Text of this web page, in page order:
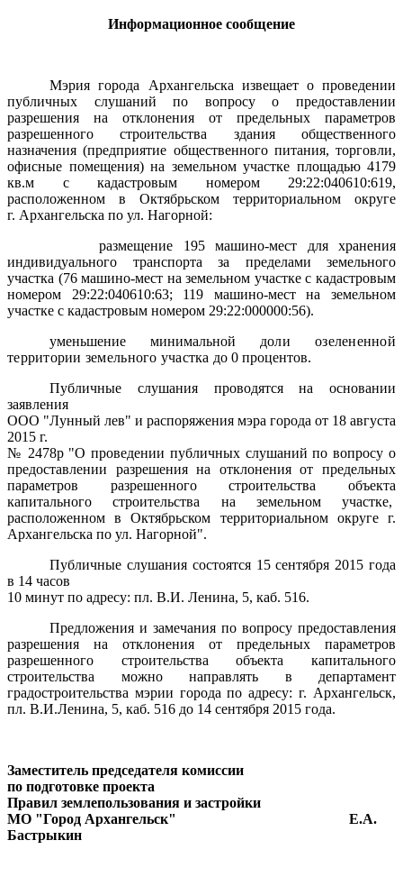
Информационное сообщение
Мэрия города Архангельска извещает о проведении
публичных слушаний по вопросу о предоставлении
разрешения на отклонения от предельных параметров
разрешенного строительства здания общественного
назначения (предприятие общественного питания, торговли,
офисные помещения) на земельном участке площадью 4179
кв.м с кадастровым номером 29:22:040610:619,
расположенном в Октябрьском территориальном округе
г. Архангельска по ул. Нагорной:
размещение 195машино-мест для хранения
индивидуального транспорта за пределами земельного
участка (76 машино-мест на земельном участке с кадастровым
номером 29:22:040610:63; 119 машино-мест на земельном
участке с кадастровым номером 29:22:000000:56).
уменьшение минимальной доли озелененной
территории земельного участка до 0 процентов.
Публичные слушания проводятся на основании
заявления
ООО "Лунный лев" и распоряжения мэра города от 18 августа
2015 г.
№ 2478р "О проведении публичных слушаний по вопросу о
предоставлении разрешения на отклонения от предельных
параметров разрешенного строительства объекта
капитального строительства на земельном участке,
расположенном в Октябрьском территориальном округе г.
Архангельска по ул. Нагорной".
Публичные слушания состоятся 15 сентября 2015 года
в 14 часов
10 минут по адресу: пл. В.И. Ленина, 5, каб. 516.
Предложения и замечания по вопросу предоставления
разрешения на отклонения от предельных параметров
разрешенного строительства объекта капитального
строительства можно направлять в департамент
градостроительства мэрии города по адресу: г. Архангельск,
пл. В.И.Ленина, 5, каб. 516 до 14 сентября 2015 года.
Заместитель председателя комиссии
по подготовке проекта
Правил землепользования и застройки
МО "Город Архангельск"
Е.А.
Бастрыкин